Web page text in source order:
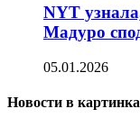
NYT
Мадуро
05.01.2026
Новости в